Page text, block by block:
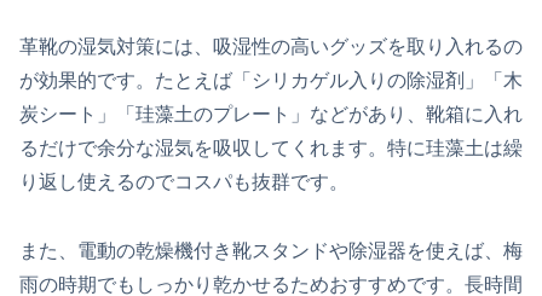
革靴の湿気対策には、吸湿性の高いグッズを取り入れるの
が効果的です。たとえば「シリカゲル入りの除湿剤」「木
炭シート」「珪藻土のプレート」などがあり、靴箱に入れ
るだけで余分な湿気を吸収してくれます。特に珪藻土は繰
り返し使えるのでコスパも抜群です。
また、電動の乾燥機付き靴スタンドや除湿器を使えば、梅
雨の時期でもしっかり乾かせるためおすすめです。長時間